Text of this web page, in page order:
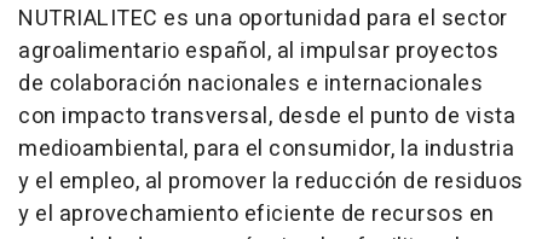
NUTRIALITEC es una oportunidad para el sector
agroalimentario español, al impulsar proyectos
de colaboración nacionales e internacionales
con impacto transversal, desde el punto de vista
medioambiental, para el consumidor, la industria
y el empleo, al promover la reducción de residuos
y el aprovechamiento eficiente de recursos en